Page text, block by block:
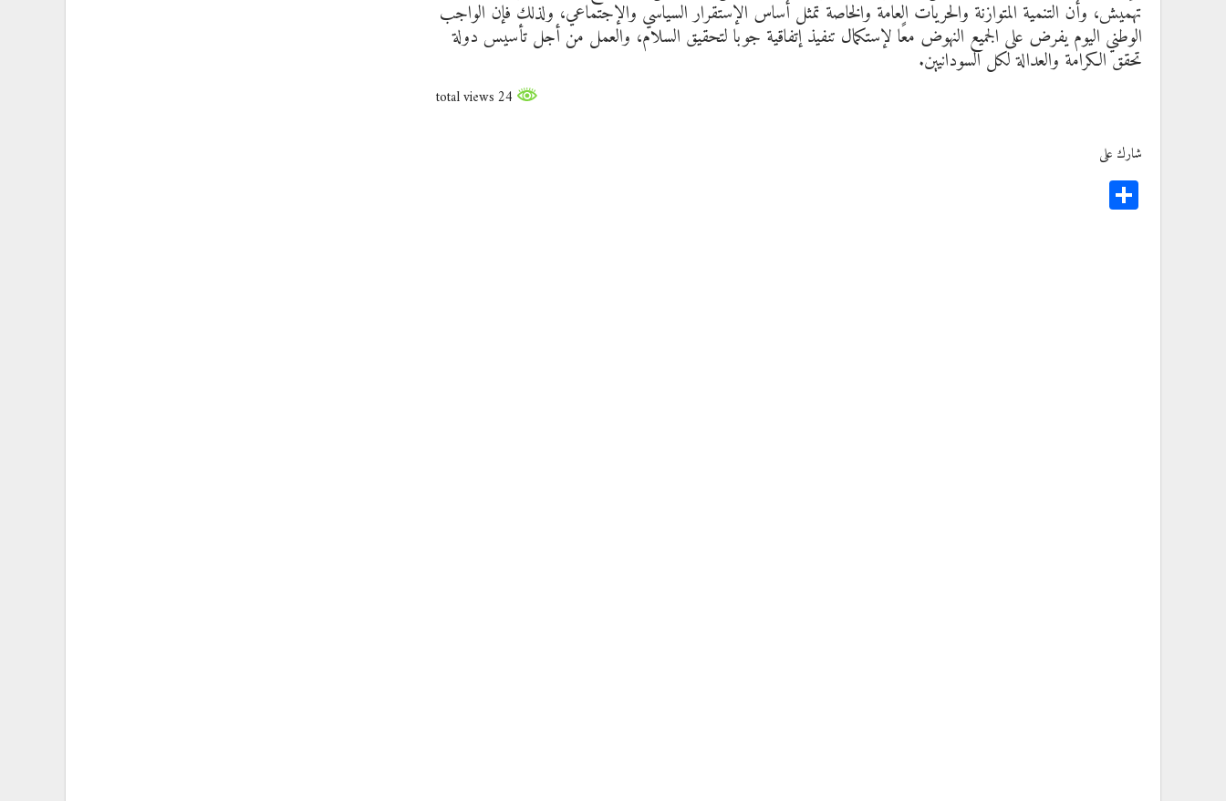
تهميش، وأن التنمية المتوازنة والحريات العامة والخاصة تمثل أساس الإستقرار السياسي والإجتماعي، ولذلك فإن الواجب
الوطني اليوم يفرض على الجميع النهوض معًا لإستكمال تنفيذ إتفاقية جوبا لتحقيق السلام، والعمل من أجل تأسيس دولة
تحقق الكرامة والعدالة لكل السودانيين.
شارك على